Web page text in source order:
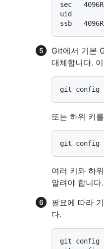
sec
uid
Git에서 기본
대체합니다.
또는 하위 키
여러 키와 하
알려야 합니
필요에 따라
다.
git config